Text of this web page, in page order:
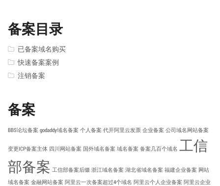
备案目录
已备案域名购买
快速备案案例
注销备案
备案
BBS论坛备案 godaddy域名备案 个人备案 代开阿里云发票 企业备案 公司域名网站备案
变更ICP备案主体 四川网站备案 国外域名备案 域名备案 备案几百个域名 工信
部备案 工信部备案后缀 浙江域名备案 湖北省域名备案 福建企业备案 网站
域名备案 金融网站备案 阿里云一次备案超过4个域名 阿里云个人企业备案 阿里云企业